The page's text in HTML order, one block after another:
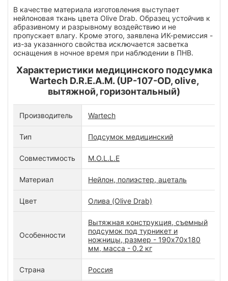
В качестве материала изготовления выступает
нейлоновая ткань цвета Olive Drab. Образец устойчив к
абразивному и разрывному воздействию и не
пропускает влагу. Кроме этого, заявлена ИК-ремиссия -
из-за указанного свойства исключается засветка
оснащения в ночное время при наблюдении в ПНВ.
Характеристики медицинского подсумка
Wartech D.R.E.A.M. (UP-107-OD, olive,
вытяжной, горизонтальный)
Производитель Wartech
Тип Подсумок медицинский
Совместимость M.O.L.L.E
Материал Нейлон, полиэстер, ацеталь
Цвет Олива (Olive Drab)
Особенности
Вытяжная конструкция, съемный
подсумок под турникет и
ножницы, размер - 190х70х180
мм, масса - 0.2 кг
Страна Россия